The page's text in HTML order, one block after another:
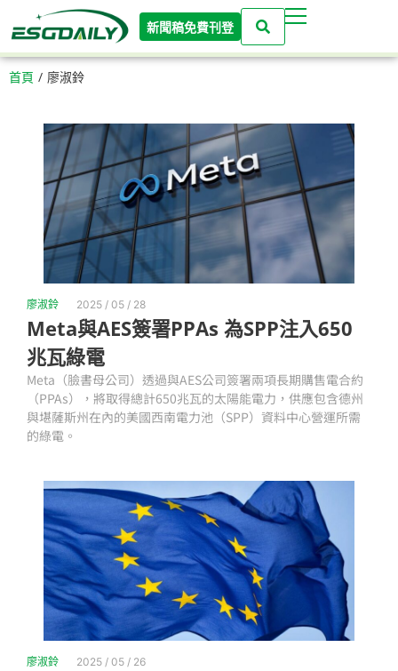
新聞稿免費刊登
首頁 / 廖淑鈴
廖淑鈴 2025 / 05 / 28
Meta與AES簽署PPAs 為SPP注入650
兆瓦綠電
Meta（臉書母公司）透過與AES公司簽署兩項長期購售電合約
（PPAs），將取得總計650兆瓦的太陽能電力，供應包含德州
與堪薩斯州在內的美國西南電力池（SPP）資料中心營運所需
的綠電。
廖淑鈴 2025 / 05 / 26